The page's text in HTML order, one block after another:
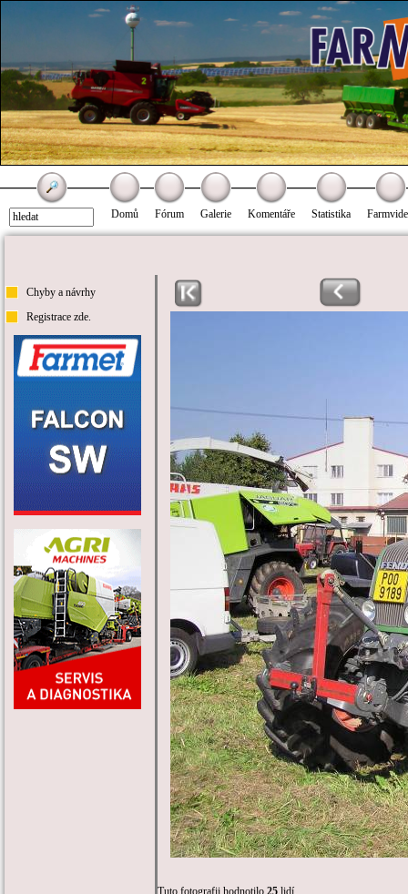
Domů Fórum Galerie Komentáře Statistika
Chyby a návrhy
Registrace zde.
Tuto fotografii hodnotilo 25 lidí.